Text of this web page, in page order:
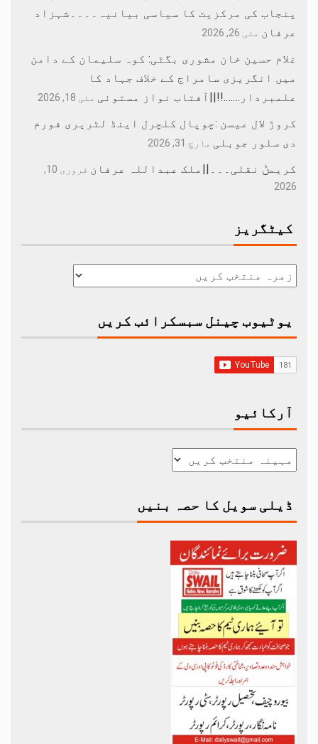
پنجاب کی مرکزیت کا سیاسی بیانیہ۔۔۔۔شہزاد
عرفان مئی 26, 2026
غلام حسین خان مشوری بگٹی: کوہ سلیمان کے دامن
میں انگریزی سامراج کے خلاف جہاد کا
علمبردار…….!!||آفتاب نواز مستوئی مئی 18, 2026
کروڑ لال عیسن :چوپال کلچرل اینڈ لٹریری فورم
دی سلور جوبلی مارچ 31, 2026
کریمݨ نقلی۔۔۔||ملک عبداللہ عرفان
فروری 10,
2026
کیٹگریز
یوٹیوب چینل سبسکرائب کریں
آرکائیو
ڈیلی سویل کا حصہ بنیں